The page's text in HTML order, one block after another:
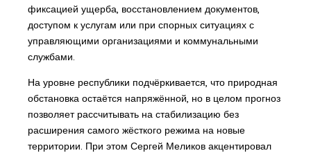
фиксацией ущерба, восстановлением документов,
доступом к услугам или при спорных ситуациях с
управляющими организациями и коммунальными
службами.
На уровне республики подчёркивается, что природная
обстановка остаётся напряжённой, но в целом прогноз
позволяет рассчитывать на стабилизацию без
расширения самого жёсткого режима на новые
территории. При этом Сергей Меликов акцентировал